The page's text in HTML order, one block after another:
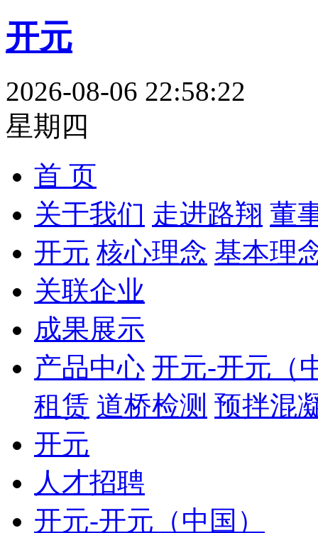
开元
2026-08-06 22:58:23
星期四
首 页
关于我们 走进路翔 董
开元 核心理念 基本理
关联企业
成果展示
产品中心 开元-开元（
租赁 道桥检测 预拌混
开元
人才招聘
开元-开元（中国）